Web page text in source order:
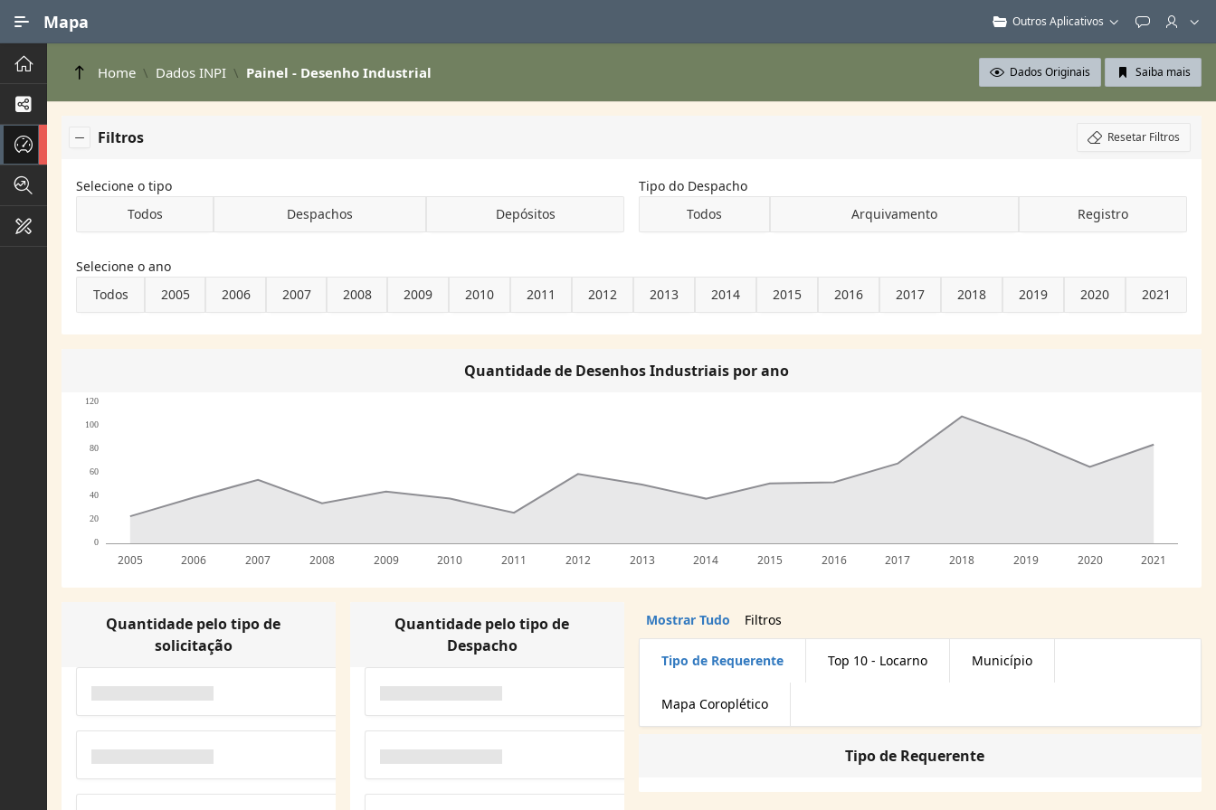
Mapa Outros Aplicativos Feedback
Processos de Negócios
Home Dados INPI Painel - Desenho Industrial Dados Originais Saiba mais
Filtros Resetar Filtros
Selecione o tipo
Todos
Despachos Depósitos
Tipo do Despacho
Todos
Arquivamento Registro
Selecione o ano
Todos
2005 2006 2007 2008 2009 2010 2011 2012 2013 2014 2015 2016 2017 2018 2019 2020 2021
Quantidade de Desenhos Industriais por ano
0
20
40
60
80
100
120
2005 2006 2007 2008 2009 2010 2011 2012 2013 2014 2015 2016 2017 2018 2019 2020 2021
Quantidade pelo tipo de
solicitação
Quantidade pelo tipo de
Despacho
Mostrar Tudo Filtros
Tipo de Requerente Top 10 - Locarno Município
Mapa Coroplético
Tipo de Requerente